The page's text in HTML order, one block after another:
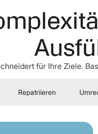
für Ihre Ziele.
Repatriieren